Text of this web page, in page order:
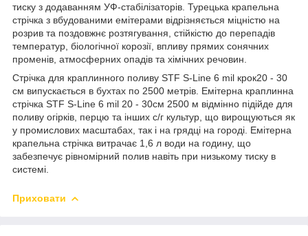
тиску з додаванням УФ-стабілізаторів. Турецька крапельна
стрічка з вбудованими емітерами відрізняється міцністю на
розрив та поздовжнє розтягування, стійкістю до перепадів
температур, біологічної корозії, впливу прямих сонячних
променів, атмосферних опадів та хімічних речовин.
Стрічка для краплинного поливу STF S-Line 6 mil крок20 - 30
см випускається в бухтах по 2500 метрів. Емітерна краплинна
стрічка STF S-Line 6 mil 20 - 30см 2500 м відмінно підійде для
поливу огірків, перцю та інших с/г культур, що вирощуються як
у промислових масштабах, так і на грядці на городі. Емітерна
крапельна стрічка витрачає 1,6 л води на годину, що
забезпечує рівномірний полив навіть при низькому тиску в
системі.
Приховати